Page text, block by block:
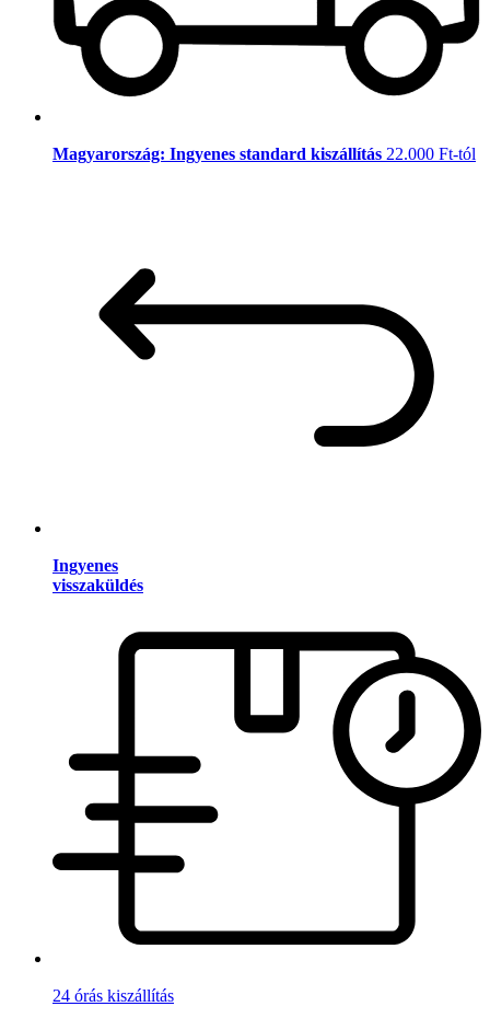
Magyarország: Ingyenes standard kiszállítás 22.000 Ft-tól
Ingyenes
visszaküldés
24 órás kiszállítás